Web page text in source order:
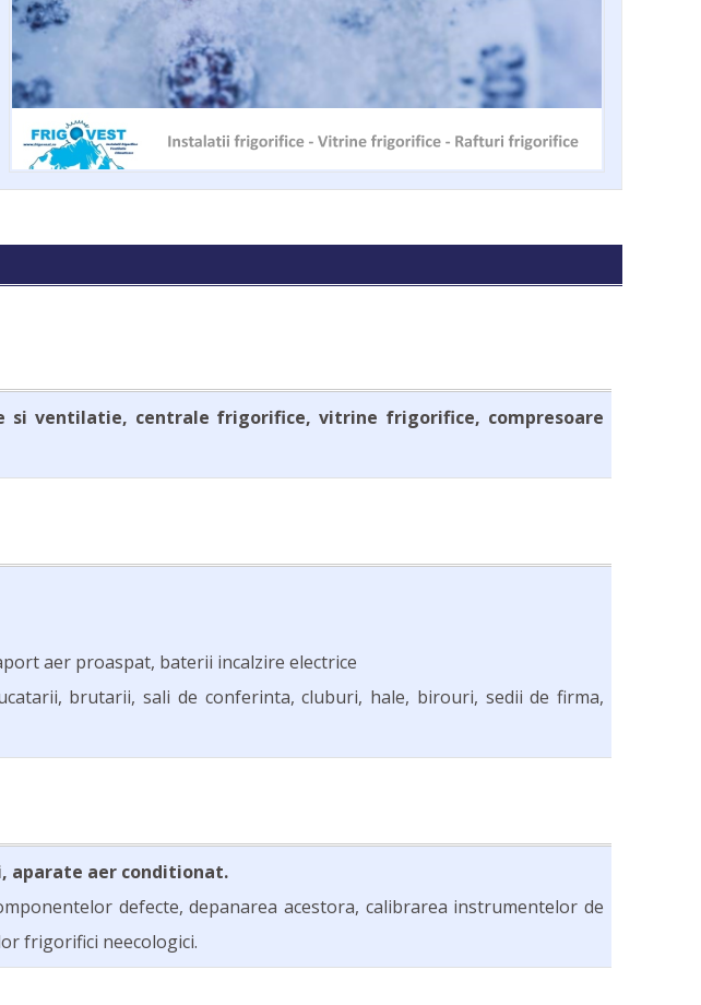
ventilatie, centrale frigorifice, vitrine frigorifice, compresoare
aer proaspat, baterii incalzire electrice
brutarii, sali de conferinta, cluburi, hale, birouri, sedii de firma,
aparate aer conditionat.
defecte, depanarea acestora, calibrarea instrumentelor de
frigorifici neecologici.